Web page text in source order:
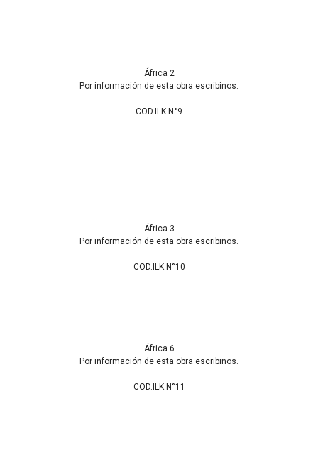
África 2
Por información de esta obra escribinos.
COD.ILK N°9
África 3
Por información de esta obra escribinos.
COD.ILK N°10
África 6
Por información de esta obra escribinos.
COD.ILK N°11